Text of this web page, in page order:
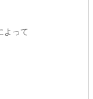
よって